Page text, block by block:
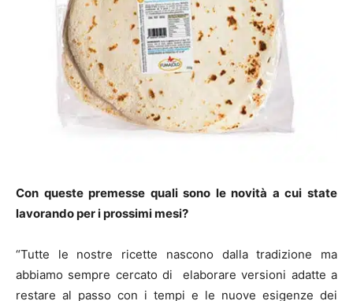
Con queste premesse quali sono le novità a cui state
lavorando per i prossimi mesi?
“Tutte le nostre ricette nascono dalla tradizione ma
abbiamo sempre cercato di elaborare versioni adatte a
restare al passo con i tempi e le nuove esigenze dei